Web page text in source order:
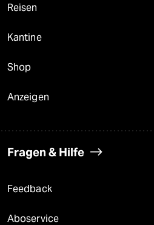
Reisen
Kantine
Shop
Anzeigen
Fragen & Hilfe
Feedback
Aboservice